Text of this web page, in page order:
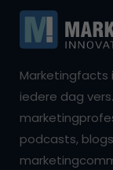
Marketingfacts
iedere dag
podcasts,